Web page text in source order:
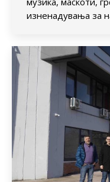
изненадувања за